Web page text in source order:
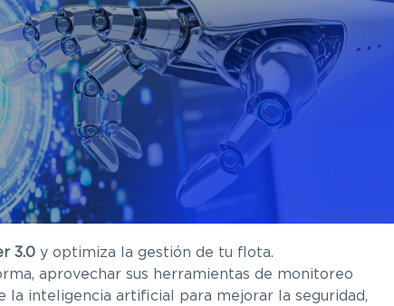
3.0 y optimiza la gestión de tu flota.
aprovechar sus herramientas de monitoreo
la inteligencia artificial para mejorar la seguridad,